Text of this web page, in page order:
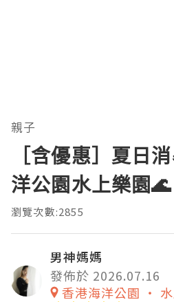
親子
［含優惠］夏日
洋公園水上樂園🌊
瀏覽次數:2855
男神媽媽
發佈於 2026.07.16
香港海洋公園 ‧